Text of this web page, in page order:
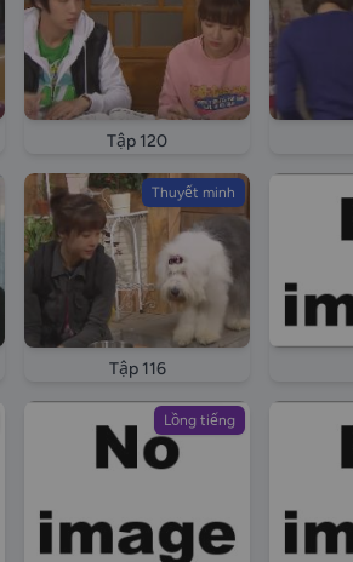
Tập 120
Thuyết minh
Tập 116
Lồng tiếng